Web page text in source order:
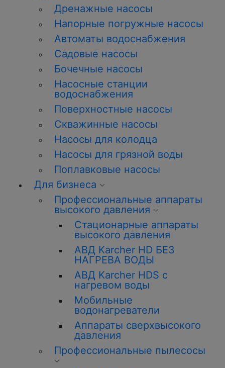
Дренажные насосы
Напорные погружные насосы
Автоматы водоснабжения
Садовые насосы
Бочечные насосы
Насосные станции
водоснабжения
Поверхностные насосы
Скважинные насосы
Насосы для колодца
Насосы для грязной воды
Поплавковые насосы
Для бизнеса
Профессиональные аппараты
высокого давления
Стационарные аппараты
высокого давления
АВД Karcher HD БЕЗ
НАГРЕВА ВОДЫ
АВД Karcher HDS с
нагревом воды
Мобильные
водонагреватели
Аппараты сверхвысокого
давления
Профессиональные пылесосы